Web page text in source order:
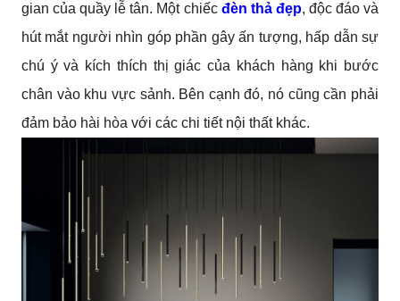
gian của quầy lễ tân. Một chiếc đèn thả đẹp, độc đáo và
hút mắt người nhìn góp phần gây ấn tượng, hấp dẫn sự
chú ý và kích thích thị giác của khách hàng khi bước
chân vào khu vực sảnh. Bên cạnh đó, nó cũng cần phải
đảm bảo hài hòa với các chi tiết nội thất khác.